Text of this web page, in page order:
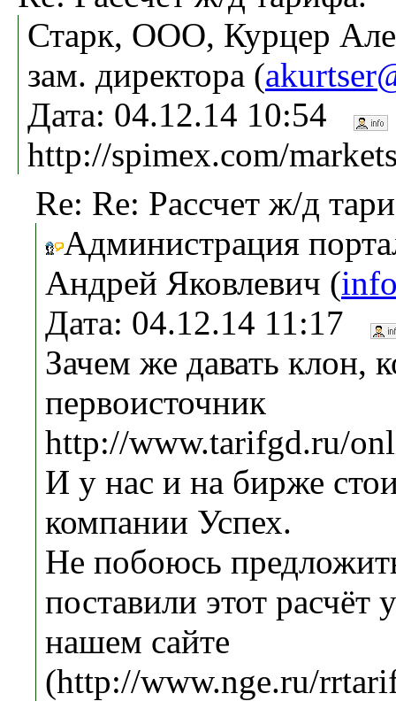
Старк, ООО, Курцер
зам. директора (
Дата: 04.12.14 10:54
http://spimex.com/
Re: Re: Рассчет ж/д
Администрация
Андрей Яковлевич (
Дата: 04.12.14 11:17
Зачем же давать клон,
первоисточник
http://www.tarifgd.ru/
И у нас и на бирже
компании Успех.
Не побоюсь
поставили этот расчёт
нашем сайте
(http://www.nge.ru/